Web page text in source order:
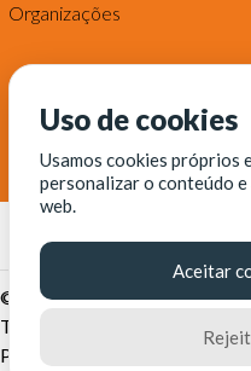
Organizações
© Fortaleza Digital ||
Tecnologia e Inovação de
Praia de Iracema - Fortaleza-CE
Uso de cookies
Usamos cookies próprios
personalizar o conteúdo
web.
Aceitar